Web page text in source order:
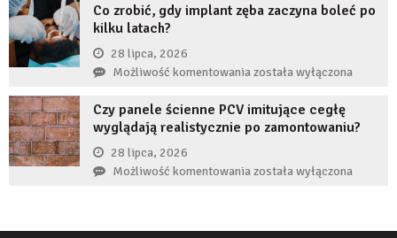
wykorzystują
żeby
zwiększyć
wiarygodność
produktu?
Co zrobić, gdy implant zęba zaczyna boleć po
kilku latach?
28 lipca, 2026
Możliwość komentowaniaCo
gdy
implant
zaczyna
została wyłączona
Czy panele ścienne PCV imitujące cegłę
wyglądają realistycznie po zamontowaniu?
28 lipca, 2026
Możliwość komentowaniaCzy
została wyłączona